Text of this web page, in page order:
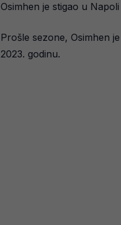
Osimhen je stigao u
Prošle sezone, Osimhen
2023. godinu.